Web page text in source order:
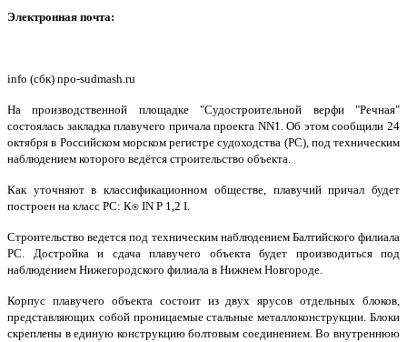
Электронная почта:
info (сбк) npo-sudmash.ru
На производственной площадке "Судостроительной верфи "Речная"
состоялась закладка плавучего причала проекта NN1. Об этом сообщили 24
октября в Российском морском регистре судоходства (РС), под техническим
наблюдением которого ведётся строительство объекта.
Как уточняют в классификационном обществе, плавучий причал будет
построен на класс РС: К⍟ IN Р 1,2 I.
Строительство ведется под техническим наблюдением Балтийского филиала
РС. Достройка и сдача плавучего объекта будет производиться под
наблюдением Нижегородского филиала в Нижнем Новгороде.
Корпус плавучего объекта состоит из двух ярусов отдельных блоков,
представляющих собой проницаемые стальные металлоконструкции. Блоки
скреплены в единую конструкцию болтовым соединением. Во внутреннюю